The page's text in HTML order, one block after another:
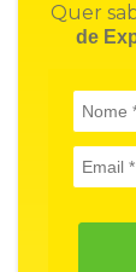
Quer
de